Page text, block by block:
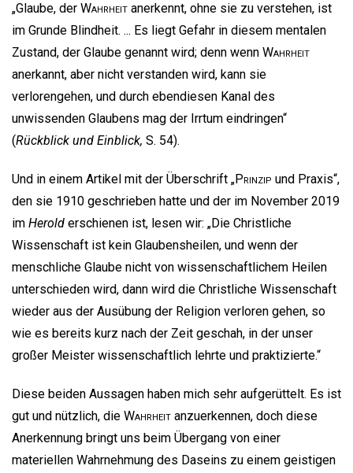
„Glaube, der Wahrheit anerkennt, ohne sie zu verstehen, ist
im Grunde Blindheit. ... Es liegt Gefahr in diesem mentalen
Zustand, der Glaube genannt wird; denn wenn Wahrheit
anerkannt, aber nicht verstanden wird, kann sie
verlorengehen, und durch ebendiesen Kanal des
unwissenden Glaubens mag der Irrtum eindringen“
(Rückblick und Einblick, S. 54).
Und in einem Artikel mit der Überschrift „Prinzip und Praxis“,
den sie 1910 geschrieben hatte und der im November 2019
im Herold erschienen ist, lesen wir: „Die Christliche
Wissenschaft ist kein Glaubensheilen, und wenn der
menschliche Glaube nicht von wissenschaftlichem Heilen
unterschieden wird, dann wird die Christliche Wissenschaft
wieder aus der Ausübung der Religion verloren gehen, so
wie es bereits kurz nach der Zeit geschah, in der unser
großer Meister wissenschaftlich lehrte und praktizierte.“
Diese beiden Aussagen haben mich sehr aufgerüttelt. Es ist
gut und nützlich, die Wahrheit anzuerkennen, doch diese
Anerkennung bringt uns beim Übergang von einer
materiellen Wahrnehmung des Daseins zu einem geistigen